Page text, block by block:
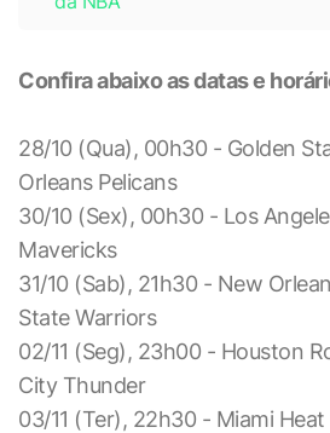
Confira abaixo as datas e
28/10 (Qua), 00h30 - Golden
Orleans Pelicans
30/10 (Sex), 00h30 - Los
Mavericks
31/10 (Sab), 21h30 - New
State Warriors
02/11 (Seg), 23h00 - Houston
City Thunder
03/11 (Ter), 22h30 - Miami